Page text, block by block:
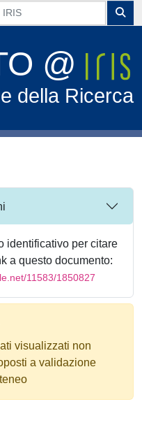
@
della Ricerca
identificativo per citare
a questo documento:
11583/1850827
visualizzati non
a validazione